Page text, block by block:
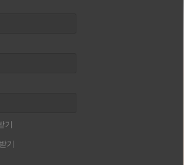
기
기